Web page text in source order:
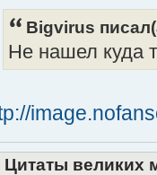
Bigvirus
Не нашел куда
Цитаты великих